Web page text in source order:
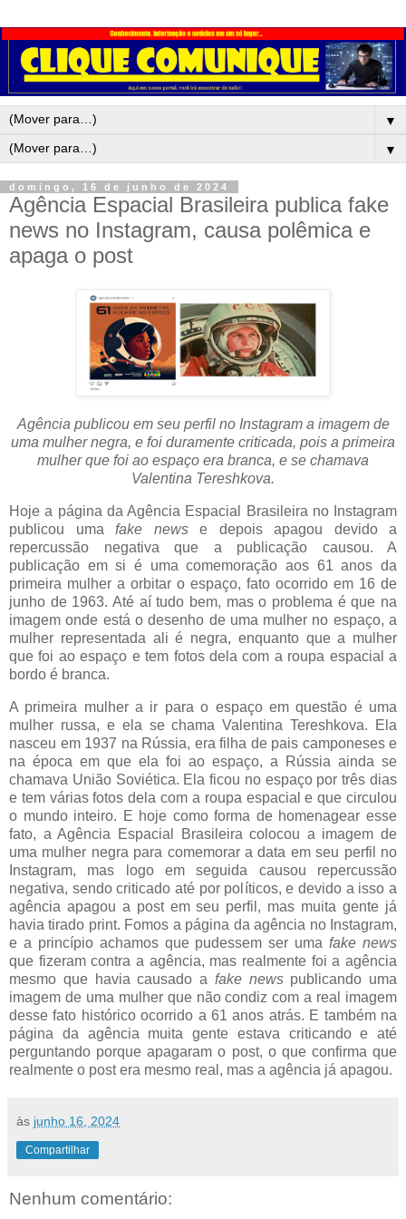
▼
▼
domingo, 16 de junho de 2024
Agência Espacial Brasileira publica fake
news no Instagram, causa polêmica e
apaga o post
Agência publicou em seu perfil no Instagram a imagem de
uma mulher negra, e foi duramente criticada, pois a primeira
mulher que foi ao espaço era branca, e se chamava
Valentina Tereshkova.
Hoje a página da Agência Espacial Brasileira no Instagram
publicou uma fake newse depois apagou devido a
repercussão negativa que a publicação causou. A
publicação em si é uma comemoração aos 61 anos da
primeira mulher a orbitar o espaço, fato ocorrido em 16 de
junho de 1963. Até aí tudo bem, mas o problema é que na
imagem onde está o desenho de uma mulher no espaço, a
mulher representada ali é negra, enquanto que a mulher
que foi ao espaço e tem fotos dela com a roupa espacial a
bordo é branca.
A primeira mulher a ir para o espaço em questão é uma
mulher russa, e ela se chama Valentina Tereshkova. Ela
nasceu em 1937 na Rússia, era filha de pais camponeses e
na época em que ela foi ao espaço, a Rússia ainda se
chamava União Soviética. Ela ficou no espaço por três dias
e tem várias fotos dela com a roupa espacial e que circulou
o mundo inteiro. E hoje como forma de homenagear esse
fato, a Agência Espacial Brasileira colocou a imagem de
uma mulher negra para comemorar a data em seu perfil no
Instagram, mas logo em seguida causou repercussão
negativa, sendo criticado até por políticos, e devido a isso a
agência apagou a post em seu perfil, mas muita gente já
havia tirado print. Fomos a página da agência no Instagram,
e a princípio achamos que pudessem ser umafake news
que fizeram contra a agência, mas realmente foi a agência
mesmo que havia causado a fake newspublicando uma
imagem de uma mulher que não condiz com a real imagem
desse fato histórico ocorrido a 61 anos atrás. E também na
página da agência muita gente estava criticando e até
perguntando porque apagaram o post, o que confirma que
realmente o post era mesmo real, mas a agência já apagou.
às junho 16, 2024
Compartilhar
Nenhum comentário: